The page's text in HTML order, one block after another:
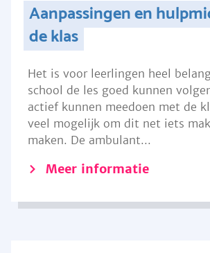
Aanpassingen en
de klas
Het is voor leerlingen heel
school de les goed kunnen
actief kunnen meedoen met de
veel mogelijk om dit net iets
maken. De ambulant...
Meer informatie